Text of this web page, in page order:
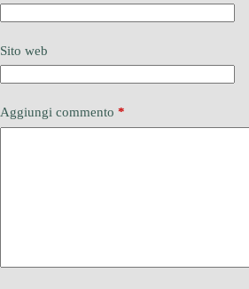
Sito web
Aggiungi commento *